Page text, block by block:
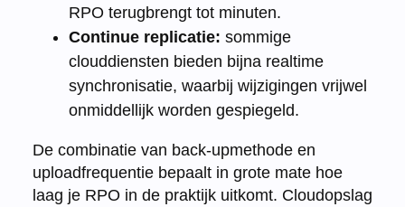
RPO terugbrengt tot minuten.
Continue replicatie: sommige
clouddiensten bieden bijna realtime
synchronisatie, waarbij wijzigingen vrijwel
onmiddellijk worden gespiegeld.
De combinatie van back-upmethode en
uploadfrequentie bepaalt in grote mate hoe
laag je RPO in de praktijk uitkomt. Cloudopslag